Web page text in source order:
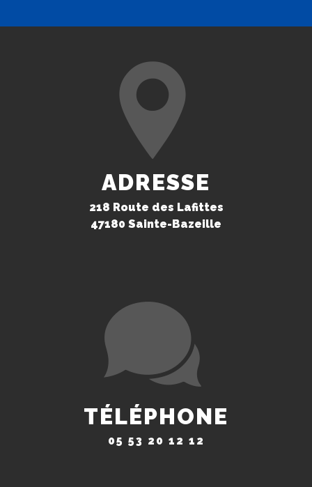
ADRESSE
218 Route des Lafittes
47180 Sainte-Bazeille
TÉLÉPHONE
05 53 20 12 12